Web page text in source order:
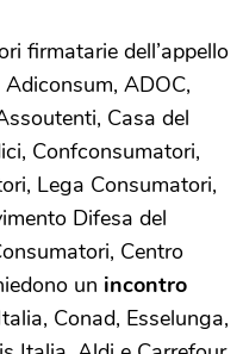
firmatarie dell’appello
ADOC,
Casa del
Confconsumatori,
Lega Consumatori,
Difesa del
Centro
un incontro
Conad, Esselunga,